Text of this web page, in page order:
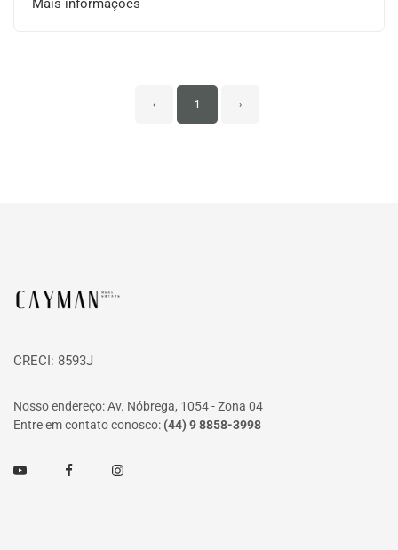
Mais informações
‹ 1 ›
Página inicial
CRECI: 8593J
Nosso endereço: Av. Nóbrega, 1054 - Zona 04
Entre em contato conosco: (44) 9 8858-3998
Youtube FacebookInstagram